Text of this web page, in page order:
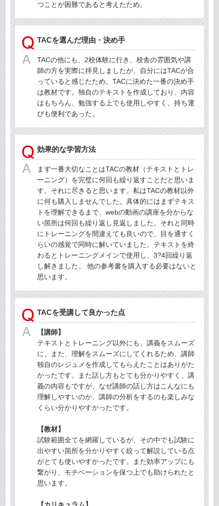
つことが困難であると考えたため。
TACを選んだ理由・決め手
TACの他にも、2校体験に行き、校舎の雰囲気や講
師の方を実際に拝見しましたが、自分にはTACが合
っていると感じたため。TACに決めた一番の決め手
は教材です。独自のテキストを作成しており、内容
はもちろん、勉強する上でも使用しやすく、持ち運
びも便利であった。
効果的な学習方法
まず一番大切なことはTACの教材（テキストとトレ
ーニング）を完璧に何回も繰り返すことだと思いま
す。それに尽きると思います。私はTACの教材以外
に何も購入しませんでした。具体的にはまずテキス
トを理解できるまで、webの動画の講座を分からな
い箇所は何回も繰り返し見返しました。それと同時
にトレーニングを間違えても良いので、目を通すく
らいの感覚で同時に解いていました。テキストを終
わるとトレーニングメインで使用し、3?4回繰り返
し解きました。 他の参考書を購入する必要はないと
思います。
TACを受講して良かった点
【講師】
テキストとトレーニング以外にも、講義をスムーズ
に、また、理解をスムーズにしてくれるため、講師
独自のレジュメを作成してもらえたことはありがた
かったです。また話し方もとても分かりやすく、講
義の内容もですが、なぜ講師の話し方はこんなにも
理解しやすいのか、講師の分析をするのも楽しみな
くらい分かりやすかったです。
【教材】
試験範囲全てを網羅しているが、その中でも試験に
出やすい箇所を分かりやすく絞って解説している点
がとても使いやすかったです。また効率アップにも
繋がり、モチベーションを保つ上でも助けられたと
思います。